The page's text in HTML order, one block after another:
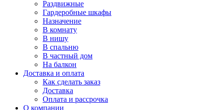
Раздвижные
Гардеробные шкафы
Назначение
В комнату
В нишу
В спальню
В частный дом
На балкон
Доставка и оплата
Как сделать заказ
Доставка
Оплата и рассрочка
О компании